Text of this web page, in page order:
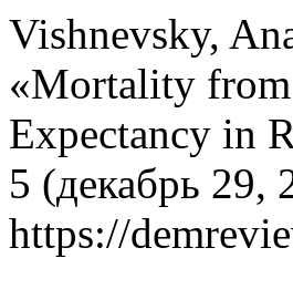
Vishnevsky,
«Mortality from
Expectancy in
5 (декабрь 29,
https://